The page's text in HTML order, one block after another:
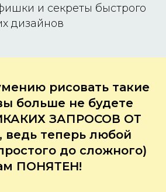
и секреты быстрого
дизайнов
рисовать такие
больше не будете
ЗАПРОСОВ ОТ
ведь теперь любой
до сложного)
ПОНЯТЕН!